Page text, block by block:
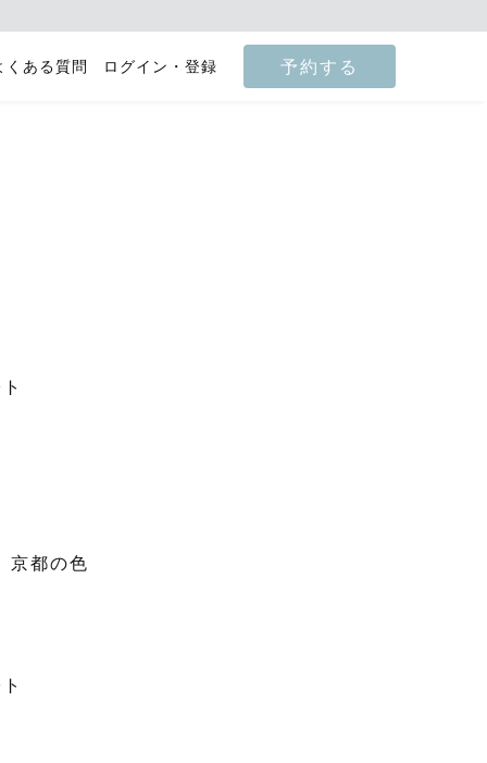
くある質問 ログイン・登録 予約する
京都の色